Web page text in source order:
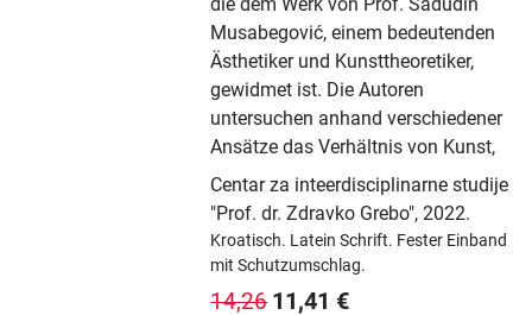
Musabegović, einem bedeutenden
Ästhetiker und Kunsttheoretiker,
gewidmet ist. Die Autoren
untersuchen anhand verschiedener
Ansätze das Verhältnis von Kunst,
Centar za inteerdisciplinarne studije
"Prof. dr. Zdravko Grebo",2022.
Kroatisch. Latein Schrift. Fester Einband
mit Schutzumschlag.
14,26 11,41 €